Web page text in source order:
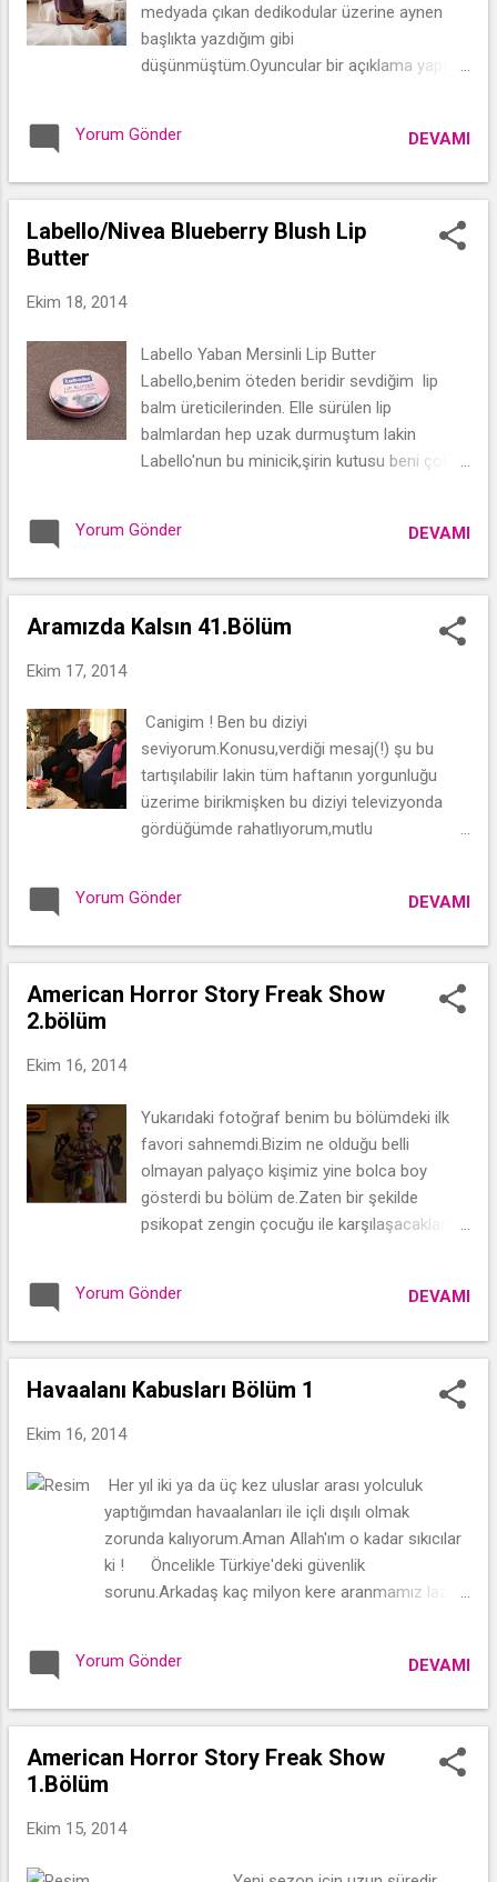
medyada çıkan dedikodular üzerine aynen
başlıkta yazdığım gibi
düşünmüştüm.Oyuncular bir açıklama yaptılar
çarşamba günü yayınlanması gerekirken bir
tepeme çıkmıştı,doğruya doğru !
Yorum Gönder DEVAMI
Labello/Nivea Blueberry Blush Lip
Butter
Ekim 18, 2014
Labello Yaban Mersinli Lip Butter
Labello,benim öteden beridir sevdiğim lip
balm üreticilerinden. Elle sürülen lip
balmlardan hep uzak durmuştum lakin
Labello'nun bu minicik,şirin kutusu beni çok
kendisini!
Yorum Gönder DEVAMI
Aramızda Kalsın 41.Bölüm
Ekim 17, 2014
Canigim ! Ben bu diziyi
seviyorum.Konusu,verdiği mesaj(!) şu bu
tartışılabilir lakin tüm haftanın yorgunluğu
üzerime birikmişken bu diziyi televizyonda
gördüğümde rahatlıyorum,mutlu
bir dizi.Oyuncular arası uyum zaten
Yücel arası uyum müthiş! Şive işini pek
bilmem ama benim hoşuma gidiyor
heyecanları,sürekli panik halleri bana kendi
ailemi hatırlatıyor. Hele o kalabalık
sorfaları,beni benden alıyor a
dostlar.Özeniyorum! Özlüyorum!
Yorum Gönder DEVAMI
American Horror Story Freak Show
2.bölüm
Ekim 16, 2014
Yukarıdaki fotoğraf benim bu bölümdeki ilk
favori sahnemdi.Bizim ne olduğu belli
olmayan palyaço kişimiz yine bolca boy
gösterdi bu bölüm de.Zaten bir şekilde
psikopat zengin çocuğu ile karşılaşacaklarını
bölümün yorumları gelsin efendim.
Yorum Gönder DEVAMI
Havaalanı Kabusları Bölüm 1
Ekim 16, 2014
Her yıl iki ya da üç kez uluslar arası yolculuk
yaptığımdan havaalanları ile içli dışılı olmak
zorunda kalıyorum.Aman Allah'ım o kadar sıkıcılar
ki ! Öncelikle Türkiye'deki güvenlik
sorunu.Arkadaş kaç milyon kere aranmamız lazım
sonra bir kez daha aranması da cabası!Bazen işin
kontrolü ve el bagajı araması yapanlara bile şahit
oldum Türkiye'de.
Yorum Gönder DEVAMI
American Horror Story Freak Show
1.Bölüm
Ekim 15, 2014